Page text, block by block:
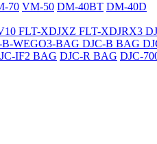
70 VM-50 DM-40BT DM-40D
FLT-XDJXZ FLT-XDJRX3
B-WEGO3-BAG DJC-B BAG
IF2 BAG DJC-R BAG DJC-